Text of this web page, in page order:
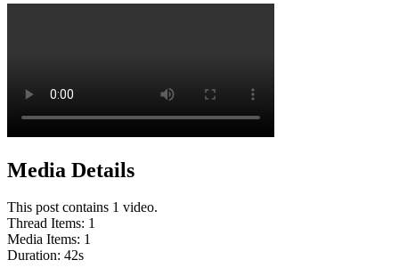
Media Details
This post contains 1 video.
Thread Items: 1
Media Items: 1
Duration: 42s